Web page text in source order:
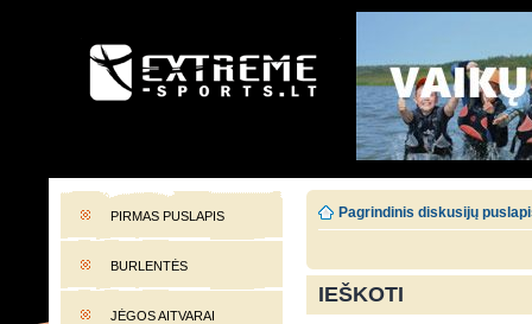
EXTREME-SPORTS.LT
PIRMAS PUSLAPIS
BURLENTĖS
JĖGOS AITVARAI
Pagrindinis diskusijų
IEŠKOTI